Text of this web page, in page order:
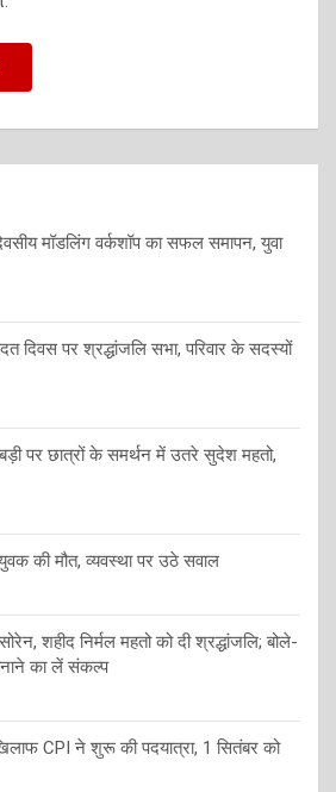
मॉडलिंग वर्कशॉप का सफल समापन, युवा
दिवस पर श्रद्धांजलि सभा, परिवार के सदस्यों
पर छात्रों के समर्थन में उतरे सुदेश महतो,
की मौत, व्यवस्था पर उठे सवाल
शहीद निर्मल महतो को दी श्रद्धांजलि; बोले-
का लें संकल्प
CPI ने शुरू की पदयात्रा, 1 सितंबर को